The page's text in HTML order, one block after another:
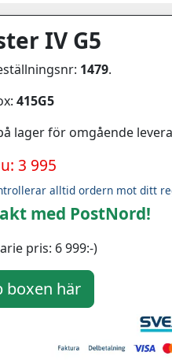
IV G5
1479.
415G5
lager för omgående
3 995
alltid ordern mot ditt
med PostNord!
pris: 6 999:-)